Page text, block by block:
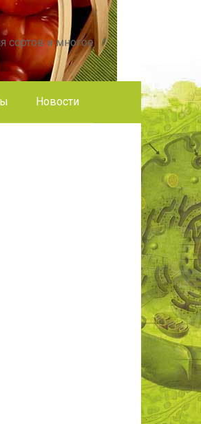
сортов и многое
Новости